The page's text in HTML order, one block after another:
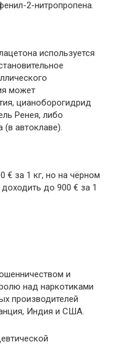
используется
может
цианоборогидрид
Ренея, либо
(в автоклаве).
€ за 1 кг, но на чёрном
до 900 € за 1
и
над наркотиками
производителей
Индия и США.